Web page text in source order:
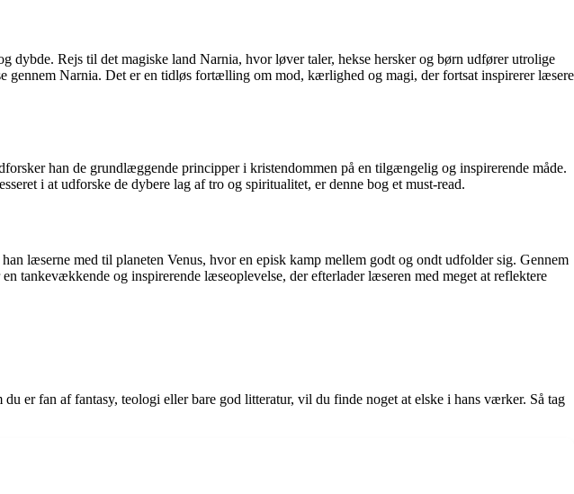
Rejs til det magiske land Narnia, hvor løver taler, hekse hersker og børn udfører utrolige
gennem Narnia. Det er en tidløs fortælling om mod, kærlighed og magi, der fortsat inspirerer læsere
han de grundlæggende principper i kristendommen på en tilgængelig og inspirerende måde.
i at udforske de dybere lag af tro og spiritualitet, er denne bog et must-read.
læserne med til planeten Venus, hvor en episk kamp mellem godt og ondt udfolder sig. Gennem
tankevækkende og inspirerende læseoplevelse, der efterlader læseren med meget at reflektere
er fan af fantasy, teologi eller bare god litteratur, vil du finde noget at elske i hans værker. Så tag